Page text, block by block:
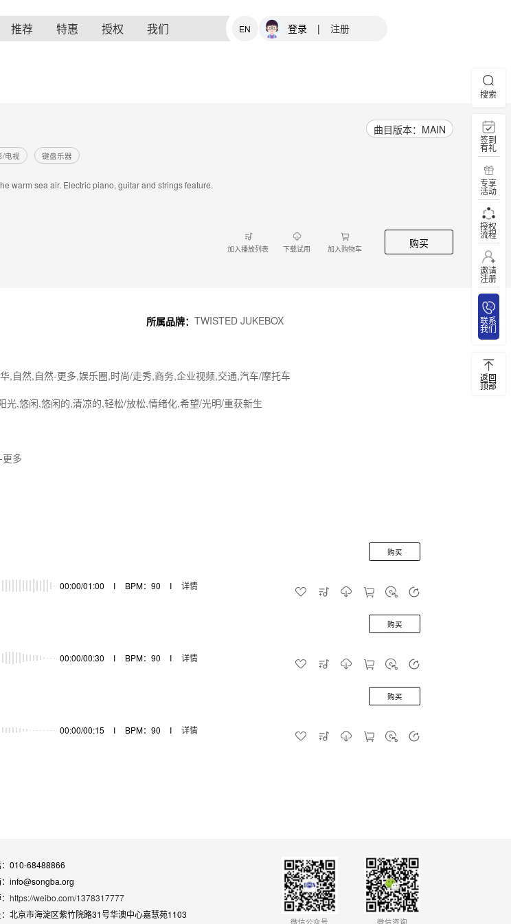
推荐 特惠 授权 我们 EN 登录 | 注册
曲目版本：MAIN
/电视 键盘乐器
warm sea air. Electric piano, guitar and strings feature.
加入播放列表 下载试用 加入购物车 购买
所属品牌： TWISTED JUKEBOX
,自然,自然-更多,娱乐圈,时尚/走秀,商务,企业视频,交通,汽车/摩托车
,悠闲,悠闲的,清凉的,轻松/放松,情绪化,希望/光明/重获新生
多
00:00/01:00 I BPM：90 I 详情
购买
00:00/00:30 I BPM：90 I 详情
购买
00:00/00:15 I BPM：90 I 详情
购买
：010-68488866
：info@songba.org
https://weibo.com/1378317777
北京市海淀区紫竹院路31号华澳中心嘉慧苑1103
微信公众号 微信咨询
搜索
签到
有礼
专享
活动
授权
流程
邀请
注册
联系
我们
返回
顶部